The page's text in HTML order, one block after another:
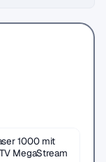
1000 mit
MegaStream